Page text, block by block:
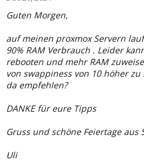
e
Guten Morgen,
auf meinen proxmox Servern
90% RAM Verbrauch . Leider
rebooten und mehr RAM
von swappiness von 10 höher
da empfehlen?
DANKE für eure Tipps
Gruss und schöne Feiertage aus
Uli